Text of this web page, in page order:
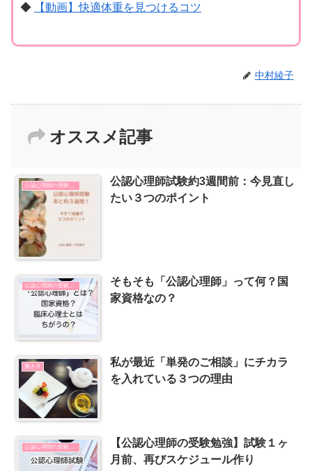
◆ 【動画】快適体重を見つけるコツ
中村綾子
オススメ記事
公認心理師の受験勉強
公認心理師試験約3週間前：今見直し
たい３つのポイント
公認心理師の受験勉強
そもそも「公認心理師」って何？国
家資格なの？
働き方
私が最近「単発のご相談」にチカラ
を入れている３つの理由
公認心理師の受験勉強
【公認心理師の受験勉強】試験１ヶ
月前、再びスケジュール作り